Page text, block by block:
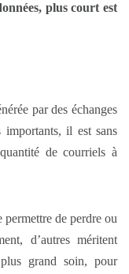
plus court est
par des échanges
importants, il est sans
de courriels à
permettre de perdre ou
d’autres méritent
grand soin, pour